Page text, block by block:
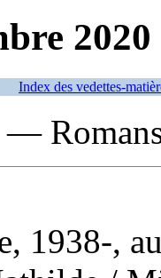
2020
Index des vedettes-
—
1938-,